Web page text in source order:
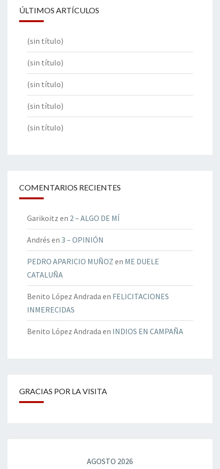
ÚLTIMOS ARTÍCULOS
(sin título)
(sin título)
(sin título)
(sin título)
(sin título)
COMENTARIOS RECIENTES
Garikoitz en 2 – ALGO DE MÍ
Andrés en 3 – OPINIÓN
PEDRO APARICIO MUÑOZ en ME DUELE
CATALUÑA
Benito López Andrada en FELICITACIONES
INMERECIDAS
Benito López Andrada en INDIOS EN CAMPAÑA
GRACIAS POR LA VISITA
AGOSTO 2026